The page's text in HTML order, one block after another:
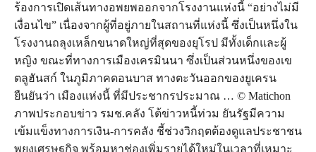
ร้องการเปิดเส้นทางอพยพออกจากโรงงานแห่งนี้ “อย่างไม่มี
เงื่อนไข” เนื่องจากผู้ที่อยู่ภายในสถานที่แห่งนี้ ซึ่งเป็นหนึ่งใน
โรงงานถลุงเหล็กขนาดใหญ่ที่สุดของยุโรป มีทั้งเด็กและผู้
หญิง ขณะที่ทางการเมืองเครมินนา ซึ่งเป็นส่วนหนึ่งของเข
ตลูฮันสก์ ในภูมิภาคดอนบาส ทางตะวันออกของยูเครน
ยืนยันว่า เมืองแห่งนี้ ที่มีประชากรประมาณ … © Matichon
ภาพประกอบข่าว รมช.คลัง โต้ข่าวหนี้ท่วม ยันรัฐมีความ
เข้มแข็งทางการเงิน-การคลัง ชี้ช่วงวิกฤตต้องดูแลประชาชน
พยุงเศรษฐกิจ พร้อมหาช่องเพิ่มรายได้ใหม่ในเวลาที่เหมาะ